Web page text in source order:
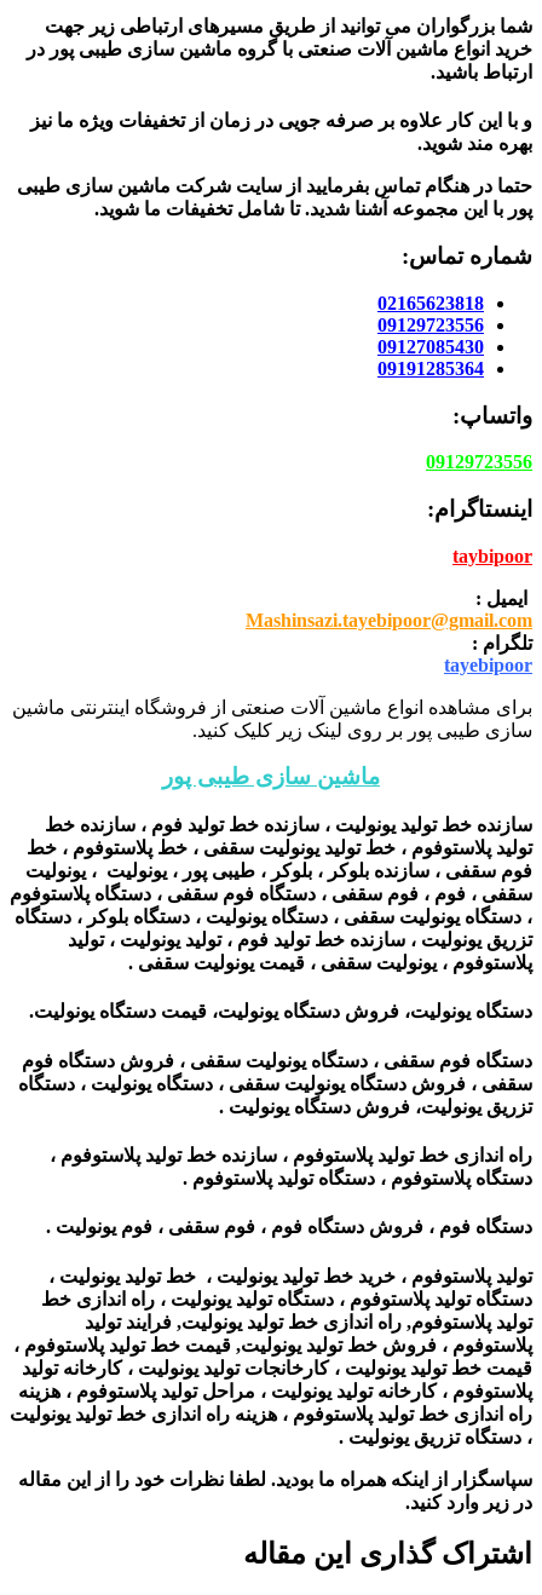
شما بزرگواران می توانید از طریق مسیرهای ارتباطی زیر جهت
خرید انواع ماشین آلات صنعتی با گروه ماشین سازی طیبی پور در
ارتباط باشید.
و با این کار علاوه بر صرفه جویی در زمان از تخفیفات ویژه ما نیز
بهره مند شوید.
حتما در هنگام تماس بفرمایید از سایت شرکت ماشین سازی طیبی
پور با این مجموعه آشنا شدید. تا شامل تخفیفات ما شوید.
شماره تماس:
02165623818
09129723556
09127085430
09191285364
واتساپ:
09129723556
اینستاگرام:
taybipoor
ایمیل :
Mashinsazi.tayebipoor@gmail.com
تلگرام :
tayebipoor
برای مشاهده انواع ماشین آلات صنعتی از فروشگاه اینترنتی ماشین
سازی طیبی پور بر روی لینک زیر کلیک کنید.
ماشین سازی طیبی پور
سازنده خط تولید یونولیت ، سازنده خط تولید فوم ، سازنده خط
تولید پلاستوفوم ، خط تولید یونولیت سقفی ، خط پلاستوفوم ، خط
فوم سقفی ، سازنده بلوکر ، بلوکر ، طیبی پور ، یونولیت ، یونولیت
سقفی ، فوم ، فوم سقفی ، دستگاه فوم سقفی ، دستگاه پلاستوفوم
، دستگاه یونولیت سقفی ، دستگاه یونولیت ، دستگاه بلوکر ، دستگاه
تزریق یونولیت ، سازنده خط تولید فوم ، تولید یونولیت ، تولید
پلاستوفوم ، یونولیت سقفی ، قیمت یونولیت سقفی .
دستگاه یونولیت، فروش دستگاه یونولیت، قیمت دستگاه یونولیت.
دستگاه فوم سقفی ، دستگاه یونولیت سقفی ، فروش دستگاه فوم
سقفی ، فروش دستگاه یونولیت سقفی ، دستگاه یونولیت ، دستگاه
تزریق یونولیت، فروش دستگاه یونولیت .
راه اندازی خط تولید پلاستوفوم ، سازنده خط تولید پلاستوفوم ،
دستگاه پلاستوفوم ، دستگاه تولید پلاستوفوم .
دستگاه فوم ، فروش دستگاه فوم ، فوم سقفی ، فوم یونولیت .
تولید پلاستوفوم ، خرید خط تولید یونولیت ، خط تولید یونولیت ،
دستگاه تولید پلاستوفوم ، دستگاه تولید یونولیت ، راه اندازی خط
تولید پلاستوفوم, راه اندازی خط تولید یونولیت, فرایند تولید
پلاستوفوم ، فروش خط تولید یونولیت, قیمت خط تولید پلاستوفوم ،
قیمت خط تولید یونولیت ، کارخانجات تولید یونولیت ، کارخانه تولید
پلاستوفوم ، کارخانه تولید یونولیت ، مراحل تولید پلاستوفوم ، هزینه
راه اندازی خط تولید پلاستوفوم ، هزینه راه اندازی خط تولید یونولیت
، دستگاه تزریق یونولیت .
سپاسگزار از اینکه همراه ما بودید. لطفا نظرات خود را از این مقاله
در زیر وارد کنید.
اشتراک گذاری این مقاله